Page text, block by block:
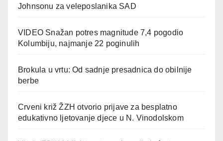
Johnsonu za veleposlanika SAD
VIDEO Snažan potres magnitude 7,4 pogodio
Kolumbiju, najmanje 22 poginulih
Brokula u vrtu: Od sadnje presadnica do obilnije
berbe
Crveni križ ŽZH otvorio prijave za besplatno
edukativno ljetovanje djece u N. Vinodolskom